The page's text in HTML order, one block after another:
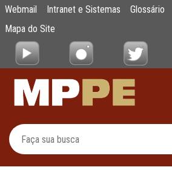
Pular para o Conteúdo principal
Documentos
Webmail Intranet e Sistemas Glossário
Mapa do Site